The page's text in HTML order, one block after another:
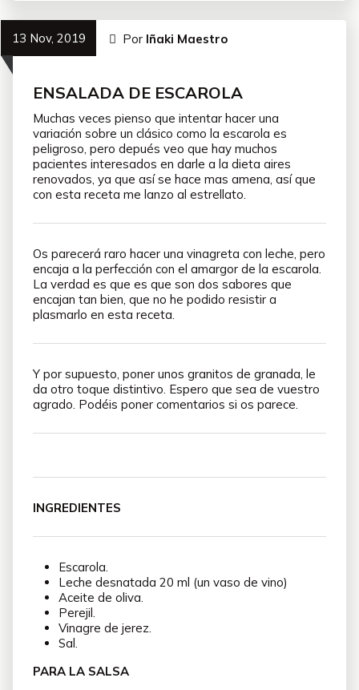
13 Nov, 2019 Por Iñaki Maestro
ENSALADA DE ESCAROLA
Muchas veces pienso que intentar hacer una
variación sobre un clásico como la escarola es
peligroso, pero depués veo que hay muchos
pacientes interesados en darle a la dieta aires
renovados, ya que así se hace mas amena, así que
con esta receta me lanzo al estrellato.
Os parecerá raro hacer una vinagreta con leche, pero
encaja a la perfección con el amargor de la escarola.
La verdad es que es que son dos sabores que
encajan tan bien, que no he podido resistir a
plasmarlo en esta receta.
Y por supuesto, poner unos granitos de granada, le
da otro toque distintivo. Espero que sea de vuestro
agrado. Podéis poner comentarios si os parece.
INGREDIENTES
Escarola.
Leche desnatada 20 ml (un vaso de vino)
Aceite de oliva.
Perejil.
Vinagre de jerez.
Sal.
PARA LA SALSA